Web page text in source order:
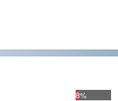
8%